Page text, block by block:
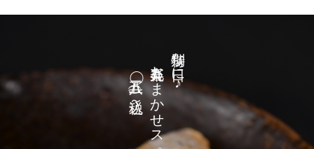
特別な日に♪
五二八◯(税込)～